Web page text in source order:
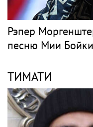
Рэпер
песню Мии
ТИМАТИ